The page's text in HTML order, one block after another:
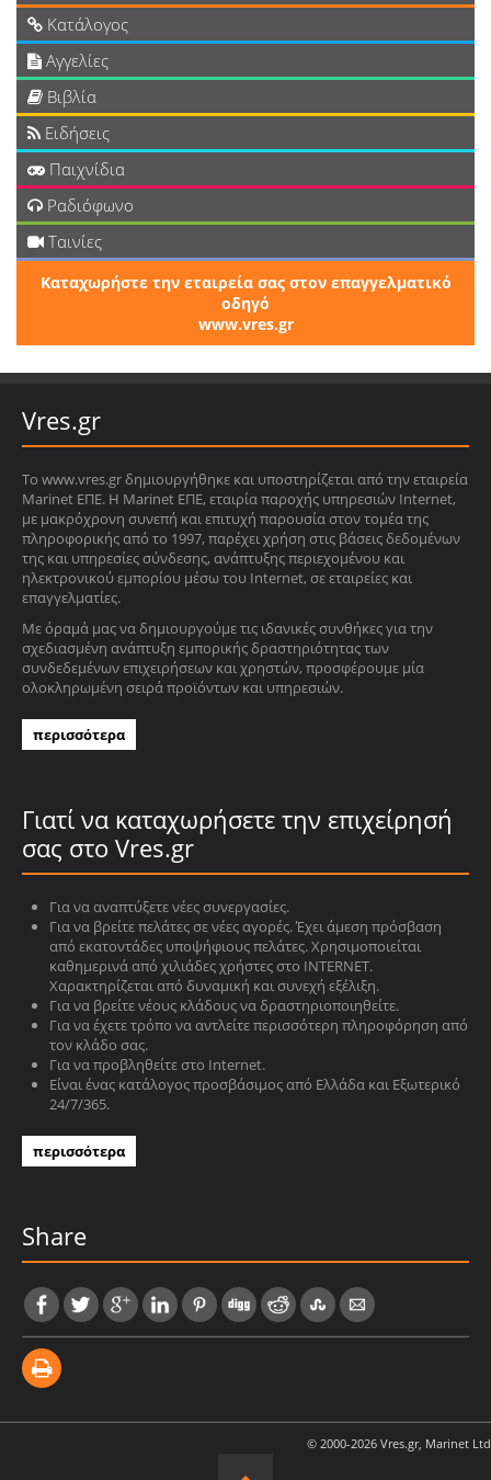
Κατάλογος
Αγγελίες
Βιβλία
Ειδήσεις
Παιχνίδια
Ραδιόφωνο
Ταινίες
Καταχωρήστε την εταιρεία σας στον επαγγελματικό
οδηγό
www.vres.gr
Vres.gr
Το www.vres.gr δημιουργήθηκε και υποστηρίζεται από την εταιρεία
Marinet ΕΠΕ. Η Marinet ΕΠΕ, εταιρία παροχής υπηρεσιών Internet,
με μακρόχρονη συνεπή και επιτυχή παρουσία στον τομέα της
πληροφορικής από το 1997, παρέχει χρήση στις βάσεις δεδομένων
της και υπηρεσίες σύνδεσης, ανάπτυξης περιεχομένου και
ηλεκτρονικού εμπορίου μέσω του Internet, σε εταιρείες και
επαγγελματίες.
Με όραμά μας να δημιουργούμε τις ιδανικές συνθήκες για την
σχεδιασμένη ανάπτυξη εμπορικής δραστηριότητας των
συνδεδεμένων επιχειρήσεων και χρηστών, προσφέρουμε μία
ολοκληρωμένη σειρά προϊόντων και υπηρεσιών.
περισσότερα
Γιατί να καταχωρήσετε την επιχείρησή
σας στο Vres.gr
Για να αναπτύξετε νέες συνεργασίες.
Για να βρείτε πελάτες σε νέες αγορές. Έχει άμεση πρόσβαση
από εκατοντάδες υποψήφιους πελάτες. Χρησιμοποιείται
καθημερινά από χιλιάδες χρήστες στο INTERNET.
Χαρακτηρίζεται από δυναμική και συνεχή εξέλιξη.
Για να βρείτε νέους κλάδους να δραστηριοποιηθείτε.
Για να έχετε τρόπο να αντλείτε περισσότερη πληροφόρηση από
τον κλάδο σας.
Για να προβληθείτε στο Internet.
Είναι ένας κατάλογος προσβάσιμος από Ελλάδα και Εξωτερικό
24/7/365.
περισσότερα
Share
© 2000-2026 Vres.gr, Marinet Ltd